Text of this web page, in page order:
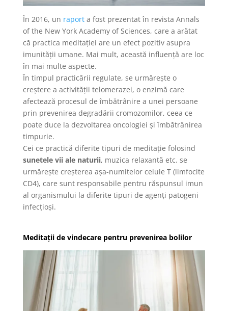
În 2016, un raporta fost prezentat în revista Annals
of the New York Academy of Sciences, care a arătat
că practica meditației are un efect pozitiv asupra
imunității umane. Mai mult, această influență are loc
în mai multe aspecte.
În timpul practicării regulate, se urmărește o
creștere a activității telomerazei, o enzimă care
afectează procesul de îmbătrânire a unei persoane
prin prevenirea degradării cromozomilor, ceea ce
poate duce la dezvoltarea oncologiei și îmbătrânirea
timpurie.
Cei ce practică diferite tipuri de meditație folosind
sunetele vii ale naturii, muzica relaxantă etc. se
urmărește creșterea așa-numitelor celule T (limfocite
CD4), care sunt responsabile pentru răspunsul imun
al organismului la diferite tipuri de agenți patogeni
infecțioși.
Meditații de vindecare pentru prevenirea bolilor